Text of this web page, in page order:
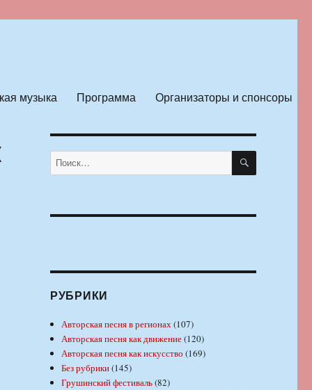
музыка Программа Организаторы и спонсоры
Искать: ПОИСК
РУБРИКИ
Авторская песня в регионах(107)
Авторская песня как движение(120)
Авторская песня как искусство (169)
Без рубрики(145)
Грушинский фестиваль(82)